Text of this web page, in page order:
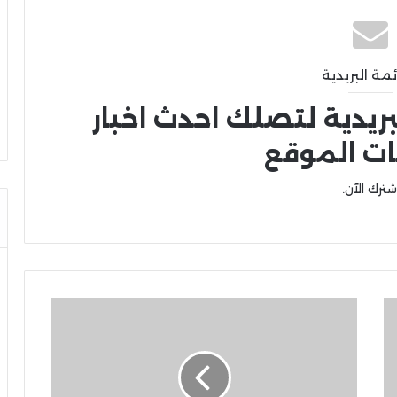
البريدية
لتصلك احدث اخبار
الموقع
الآن.